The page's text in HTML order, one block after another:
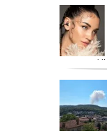
серията